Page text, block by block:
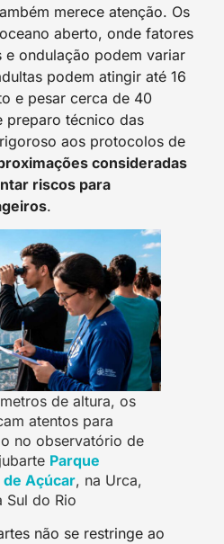
merece atenção. Os
aberto, onde fatores
ondulação podem variar
podem atingir até 16
e pesar cerca de 40
preparo técnico das
aos protocolos de
consideradas
riscos para
.
de altura, os
atentos para
no observatório de
Parque
de Açúcar, na Urca,
Sul do Rio
não se restringe ao